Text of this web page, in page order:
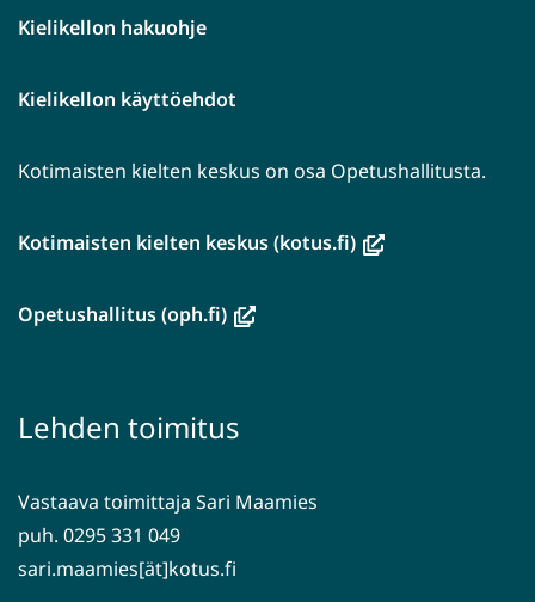
Kielikellon hakuohje
Kielikellon käyttöehdot
Kotimaisten kielten keskus on osa Opetushallitusta.
Kotimaisten kielten keskus (kotus.fi)(avautuu
Opetushallitus (oph.fi)(avautuu
toiseen
Lehden toimitus
Vastaava toimittaja Sari Maamies
puh. 0295 331 049
sari.maamies[ät]kotus.fi